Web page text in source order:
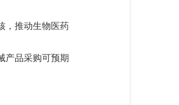
，推动生物医药
产品采购可预期